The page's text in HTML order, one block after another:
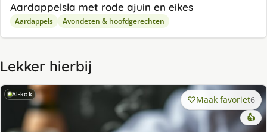
Aardappelsla met rode ajuin en eikes
Aardappels Avondeten & hoofdgerechten
Lekker hierbij
AI-kok Maak favoriet6
👍